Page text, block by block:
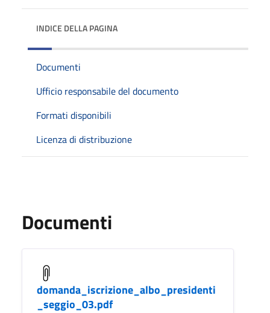
INDICE DELLA PAGINA
Documenti
Ufficio responsabile del documento
Formati disponibili
Licenza di distribuzione
Documenti
domanda_iscrizione_albo_presidenti
_seggio_03.pdf